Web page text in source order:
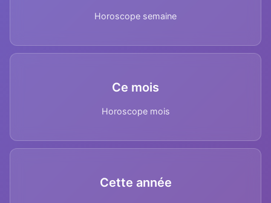
Horoscope semaine
Ce mois
Horoscope mois
Cette année